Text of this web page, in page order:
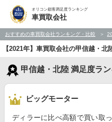
オリコン顧客満足度ランキング
車買取会社
おすすめの車買取会社ランキング・比較
【2021年】車買取会社の甲信越・北
甲信越・北陸 満足度ラ
ビッグモーター
ディラーに比べ高額で買い取